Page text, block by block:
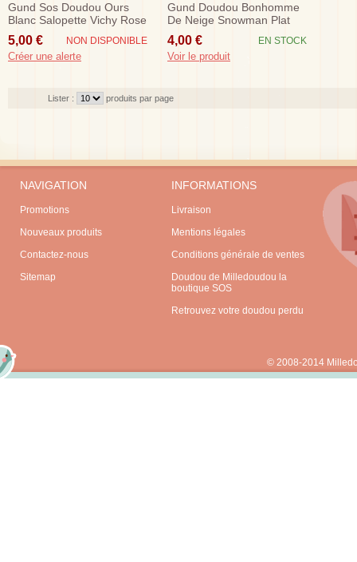
Gund Sos Doudou Ours
Blanc Salopette Vichy Rose
5,00 € NON DISPONIBLE
Créer une alerte
Gund Doudou Bonhomme
De Neige Snowman Plat
Blanc Neuf
4,00 € EN STOCK
Voir le produit
Lister : produits par page
NAVIGATION
Promotions
Nouveaux produits
Contactez-nous
Sitemap
INFORMATIONS
Livraison
Mentions légales
Conditions générale de ventes
Doudou de Milledoudou la
boutique SOS
Retrouvez votre doudou perdu
© 2008-2014